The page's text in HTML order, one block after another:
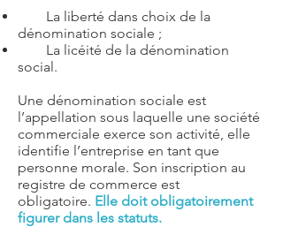
La liberté dans choix de la
dénomination sociale ;
La licéité de la dénomination
social.
Une dénomination sociale est
l’appellation sous laquelle une société
commerciale exerce son activité, elle
identifie l’entreprise en tant que
personne morale. Son inscription au
registre de commerce est
obligatoire. Elle doit obligatoirement
figurer dans les statuts.